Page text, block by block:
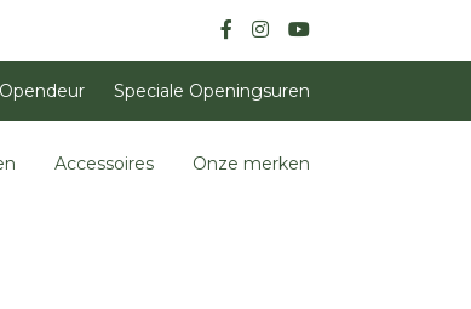
Opendeur Speciale Openingsuren
Accessoires Onze merken